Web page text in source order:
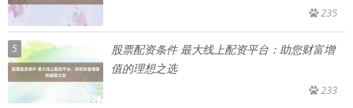
235
5
股票配资条件 最大线上配资平台：助您财富增
值的理想之选
233